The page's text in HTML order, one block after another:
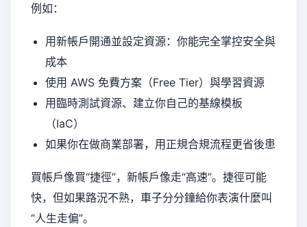
例如：
用新帳戶開通並設定資源：你能完全掌控安全與
成本
使用 AWS 免費方案（Free Tier）與學習資源
用臨時測試資源、建立你自己的基線模板
（IaC）
如果你在做商業部署，用正規合規流程更省後患
買帳戶像買“捷徑”，新帳戶像走“高速”。捷徑可能
快，但如果路況不熟，車子分分鐘給你表演什麼叫
“人生走偏”。